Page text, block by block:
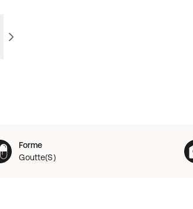
image précédente
Forme
Goutte(S)